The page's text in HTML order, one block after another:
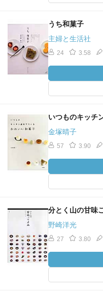
うち和菓子
主婦と生活社
24 3.58
いつものキッチ
金塚晴子
57 3.90
分とく山の甘味
野崎洋光
27 3.80